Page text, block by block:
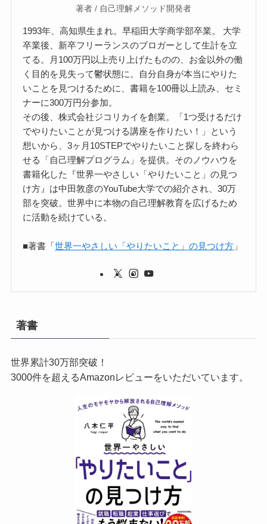
著者 / 自己理解メソッド開発者
1993年、高知県生まれ。早稲田大学商学部卒業。 大学
卒業後、新卒フリーランスのブロガーとして生計を立
てる。月100万円以上売り上げたものの、お金以外の働
く目的を見失って鬱状態に。自分自身が本当にやりた
いことを見つけるために、書籍を100冊以上読み、セミ
ナーに300万円分参加。
その後、株式会社ジコリカイを創業。「1つ受けるだけ
でやりたいことが見つける講座を作りたい！」という
想いから、3ヶ月10STEPでやりたいこと探しを終わら
せる「自己理解プログラム」を提供。そのノウハウを
書籍化した『世界一やさしい「やりたいこと」の見つ
け方』は中田敦彦のYouTube大学での紹介され、30万
部を突破。世界中に本物の自己理解教育を広げるため
に活動を続けている。
■著書「世界一やさしい「やりたいこと」の見つけ方 」
著書
世界累計30万部突破！
3000件を超えるAmazonレビューをいただいています。